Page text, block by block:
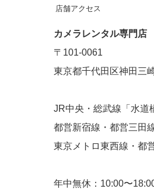
店舗アクセス
カメラレンタル専門
〒101-0061
東京都千代田区神田三
JR中央・総武線「水道
都営新宿線・都営三田
東京メトロ東西線・都
年中無休：10:00〜